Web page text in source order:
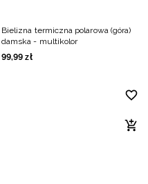
Bielizna termiczna polarowa (góra)
damska - multikolor
99,99 zł